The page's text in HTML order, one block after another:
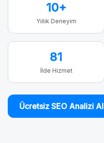
10+
Yıllık Deneyim
81
İlde Hizmet
Ücretsiz SEO Analizi Al